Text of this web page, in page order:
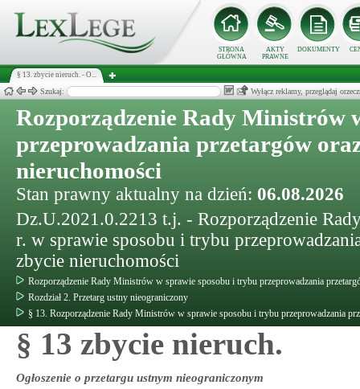
STRONA
GŁÓWNA
AKTY
PRAWNE
DOKUMENTY
§ 13. zbycie nieruch. - O...
Szukaj: Wyłącz reklamy, przeglądaj
Rozporządzenie Rady Ministrów
przeprowadzania przetargów
nieruchomości
Stan prawny aktualny na dzień: 06.08.2026
Dz.U.2021.0.2213 t.j. - Rozporządzenie
r. w sprawie sposobu i trybu
zbycie nieruchomości
Rozporządzenie Rady Ministrów w sprawie sposobu i trybu przeprowadzania
Rozdział 2. Przetarg ustny nieograniczony
§ 13. Rozporządzenie Rady Ministrów w sprawie sposobu i trybu przeprowadzania
§ 13 zbycie nieruch.
Ogłoszenie o przetargu ustnym nieograniczonym